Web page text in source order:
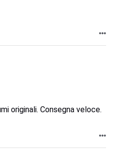
originali. Consegna veloce.